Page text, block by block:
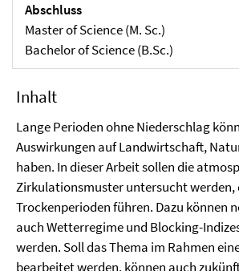
Abschluss
Master of Science (M. Sc.)
Bachelor of Science (B.Sc.)
Inhalt
Lange Perioden ohne Niederschlag
Auswirkungen auf Landwirtschaft,
haben. In dieser Arbeit sollen die
Zirkulationsmuster untersucht werden,
Trockenperioden führen. Dazu können
auch Wetterregime und Blocking-
werden. Soll das Thema im Rahmen
bearbeitet werden, können auch